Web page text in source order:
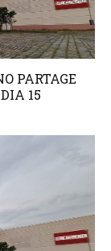
PARTAGE
15